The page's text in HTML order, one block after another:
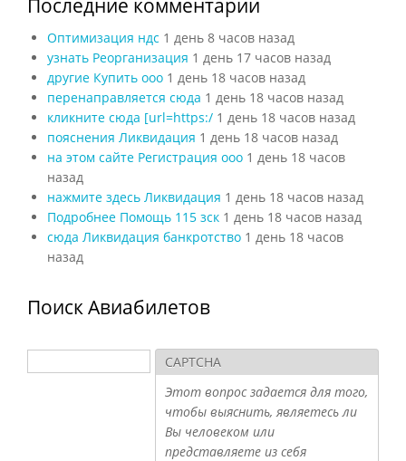
Оптимизация ндс 1 день 8 часов назад
узнать Реорганизация 1 день 17 часов назад
другие Купить ооо 1 день 18 часов назад
перенаправляется сюда 1 день 18 часов назад
кликните сюда [url=https:/ 1 день 18 часов назад
пояснения Ликвидация 1 день 18 часов назад
на этом сайте Регистрация ооо 1 день 18 часов
назад
нажмите здесь Ликвидация 1 день 18 часов назад
Подробнее Помощь 115 зск 1 день 18 часов назад
сюда Ликвидация банкротство 1 день 18 часов
назад
Поиск Авиабилетов
Форма поиска
Поиск
CAPTCHA
Этот вопрос задается для того,
чтобы выяснить, являетесь ли
Вы человеком или
представляете из себя